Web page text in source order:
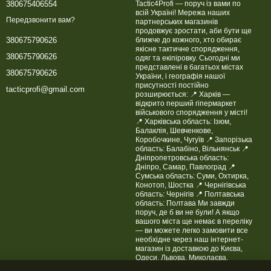
властивостей. У найуразливіших місцях (лікті, коліна,
його під час прицілювання або активних дій.
талії, капюшона та манжетів — дозволяють досягти
та обмеження рухливості.
що особливо важливо в польових умовах.
та комфорту, зберігаючи функціональність навіть
та штанів:
яка перешкоджає проникненню вітру, снігу та дощу. Для
форму під індивідуальні особливості.
Знімні підтяжки та еластичний пояс забезпечують
герметичність у поєднанні з берцями або
пошкодити, розрив не збільшуватиметься. Додаткова
380675406554
Передзвонити вам?
380675790626
380675790626
380675790626
tacticprofi@gmail.com
Tactic4Profi — поруч із вами по
всій Україні! Мережа наших
партнерських магазинів
продовжує зростати, аби бути ще
ближче до кожного, хто обирає
якісне тактичне спорядження,
одяг та екіпіровку. Сьогодні ми
представлені в багатьох містах
України, і географія нашої
присутності постійно
розширюється: 📍 Харків —
відкрито перший гіпермаркет
військового спорядження у місті!
📍 Харківська область: Ізюм,
Балаклія, Шевченкове,
Коробочкине, Чугуїв 📍 Запорізька
область: Балабіно, Вільнянськ 📍
Дніпропетровська область:
Дніпро, Самар, Павлоград 📍
Сумська область: Суми, Охтирка,
Конотоп, Шостка 📍 Чернігівська
область: Чернігів 📍 Полтавська
область: Полтава Ми завжди
поруч, де б ви не були! А якщо
вашого міста ще немає в переліку
— ви можете легко замовити все
необхідне через наш інтернет-
магазин із доставкою до Києва,
Одеси, Львова, Миколаєва,